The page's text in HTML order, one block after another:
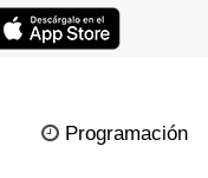
Programación